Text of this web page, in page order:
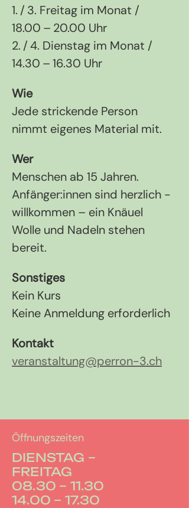
1. / 3. Freitag im Monat /
18.00 – 20.00 Uhr
2. / 4. Dienstag im Monat /
14.30 – 16.30 Uhr
Wie
Jede strickende Person
nimmt eigenes Material mit.
Wer
Menschen ab 15 Jahren.
Anfänger:innen sind herzlich ­
willkommen – ein Knäuel
Wolle und Nadeln stehen
bereit.
Sonstiges
Kein Kurs
Keine Anmeldung erforderlich
Kontakt
veranstaltung@perron-3.ch
Öffnungszeiten
DIENSTAG –
FREITAG
08.30 – 11.30
14.00 – 17.30